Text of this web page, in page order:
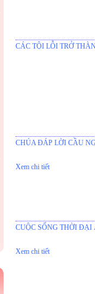
CÁC TỘI LỖI TRỞ
CHÚA ĐÁP LỜI CẦU
Xem chi tiết
CUỘC SỐNG THỜI
Xem chi tiết